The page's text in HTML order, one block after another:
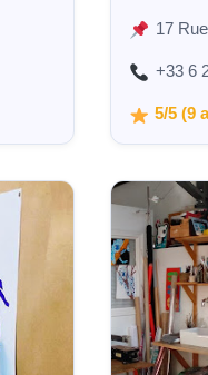
17
+33 6
5/5 (9